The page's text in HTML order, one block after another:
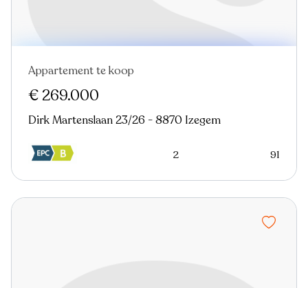
Nieuw
Appartement te koop
€ 269.000
Dirk Martenslaan 23/26 - 8870 Izegem
2 91